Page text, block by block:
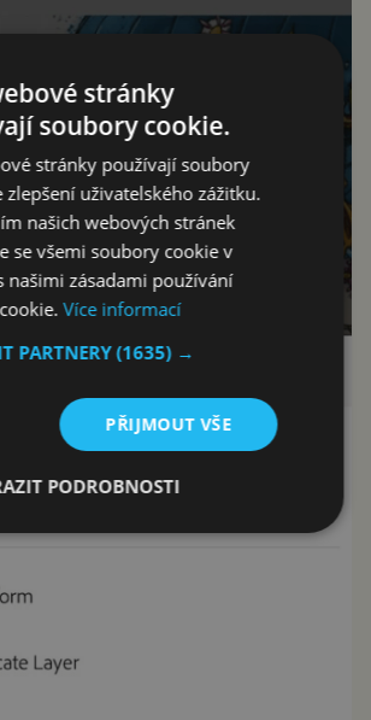
stránky
soubory cookie.
stránky používají soubory
zlepšení uživatelského zážitku.
našich webových stránek
se všemi soubory cookie v
našimi zásadami používání
Více informací
PARTNERY(1635) →
PŘIJMOUT VŠE
PODROBNOSTI